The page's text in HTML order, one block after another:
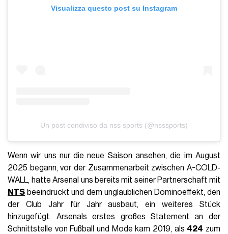
Visualizza questo post su Instagram
Un post condiviso da nss sports (@nsssports)
Wenn wir uns nur die neue Saison ansehen, die im August
2025 begann, vor der Zusammenarbeit zwischen A-COLD-
WALL, hatte Arsenal uns bereits mit seiner Partnerschaft mit
NTS beeindruckt und dem unglaublichen Dominoeffekt, den
der Club Jahr für Jahr ausbaut, ein weiteres Stück
hinzugefügt. Arsenals erstes großes Statement an der
Schnittstelle von Fußball und Mode kam 2019, als 424 zum